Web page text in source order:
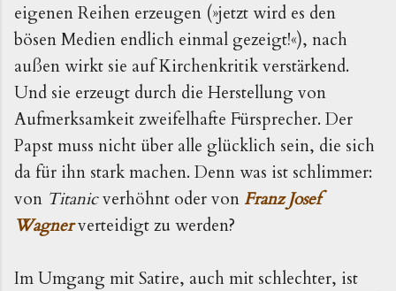
eigenen Reihen erzeugen (»jetzt wird es den
bösen Medien endlich einmal gezeigt!«), nach
außen wirkt sie auf Kirchenkritik verstärkend.
Und sie erzeugt durch die Herstellung von
Aufmerksamkeit zweifelhafte Fürsprecher. Der
Papst muss nicht über alle glücklich sein, die sich
da für ihn stark machen. Denn was ist schlimmer:
von Titanic verhöhnt oder von Franz Josef
Wagner verteidigt zu werden?
Im Umgang mit Satire, auch mit schlechter, ist